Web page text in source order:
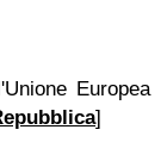
Europea
]